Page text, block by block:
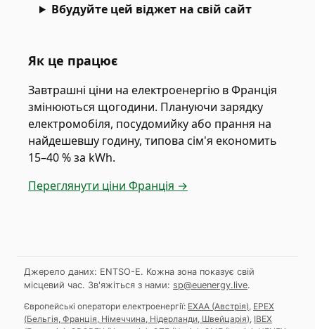
Вбудуйте цей віджет на свій сайт
Як це працює
Завтрашні ціни на електроенергію в Франція
змінюються щогодини. Плануючи зарядку
електромобіля, посудомийку або прання на
найдешевшу годину, типова сім'я економить
15–40 % за kWh.
Переглянути ціни Франція →
Джерело даних: ENTSO-E. Кожна зона показує свій
місцевий час. Зв'яжіться з нами: sp@euenergy.live.
Європейські оператори електроенергії: EXAA (Австрія), EPEX
(Бельгія, Франція, Німеччина, Нідерланди, Швейцарія), IBEX